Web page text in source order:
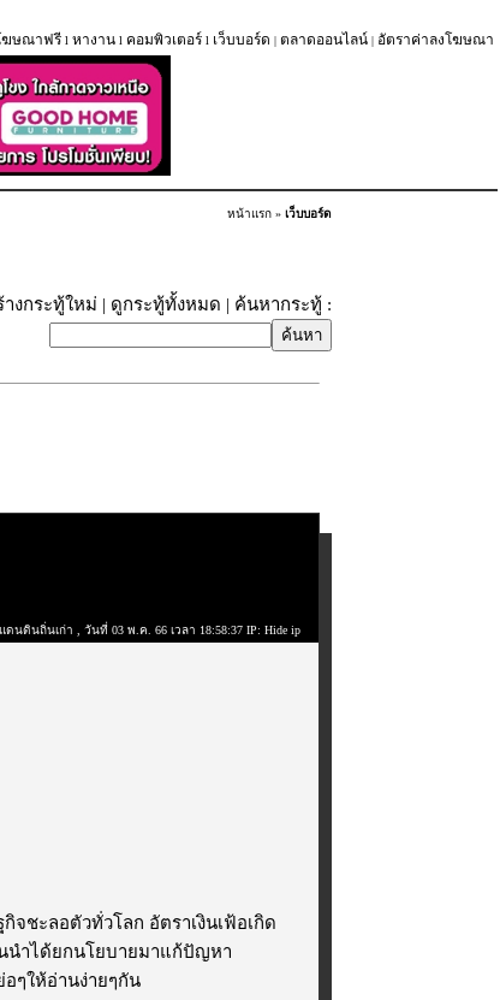
ฆษณาฟรี l หางาน l คอมพิวเตอร์ l เว็บบอร์ด | ตลาดออนไลน์ | อัตราค่าลงโฆษณา
หน้าแรก » เว็บบอร์ด
างกระทู้ใหม่ | ดูกระทู้ทั้งหมด | ค้นหากระทู้ :
ดนดินถิ่นเก่า , วันที่ 03 พ.ค. 66 เวลา 18:58:37 IP: Hide ip
ชะลอตัวทั่วโลก อัตราเงินเฟ้อเกิด
นนำได้ยกนโยบายมาแก้ปัญหา
ๆให้อ่านง่ายๆกัน